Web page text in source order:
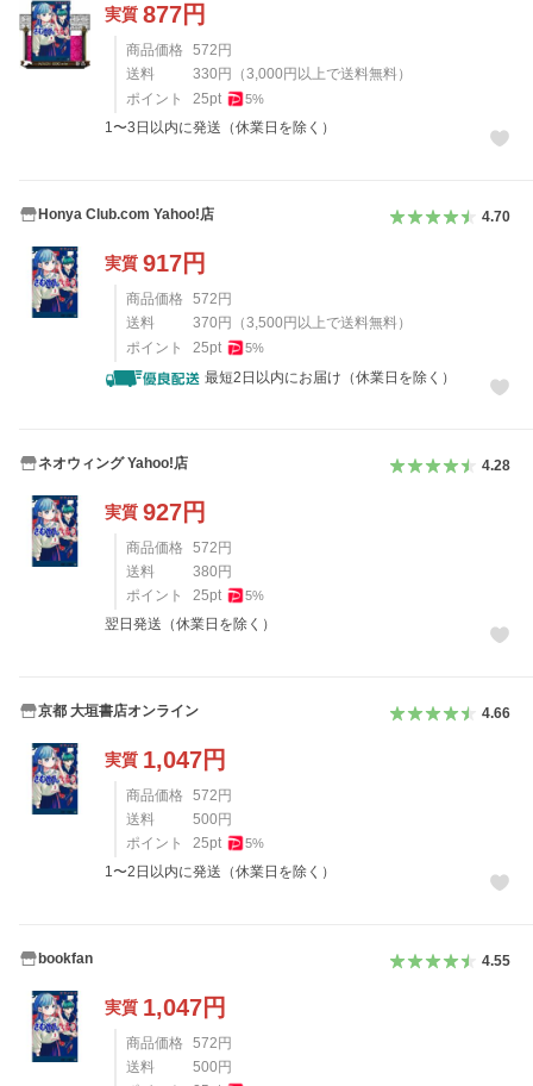
実質 877円
商品価格 572 円
送料
330 円 （3,000 円以上で送料無料）
ポイント
25pt 5%
1〜3日以内に発送（休業日を除く）
Honya Club.com Yahoo!店 4.70
実質 917円
商品価格 572 円
送料
370 円 （3,500 円以上で送料無料）
ポイント
25pt 5%
最短2日以内にお届け（休業日を除く）
ネオウィング Yahoo!店 4.28
実質 927円
商品価格 572 円
送料
380 円
ポイント
25pt 5%
翌日発送（休業日を除く）
京都 大垣書店オンライン 4.66
実質 1,047円
商品価格 572 円
送料
500 円
ポイント
25pt 5%
1〜2日以内に発送（休業日を除く）
bookfan 4.55
実質 1,047円
商品価格 572 円
送料
500 円